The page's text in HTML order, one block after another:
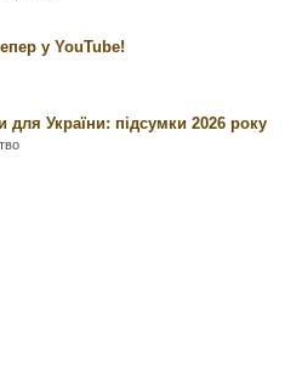
у YouTube!
України: підсумки 2026 року